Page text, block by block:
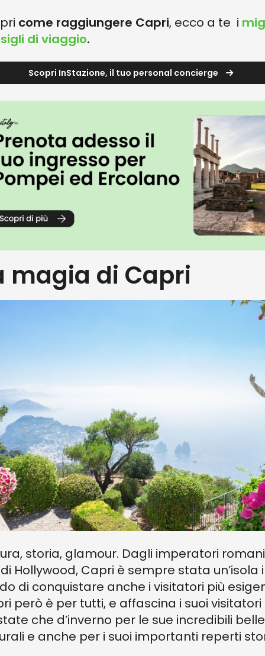
come raggiungere Capri, ecco a te i
di viaggio.
Scopri InStazione, il tuo personal concierge
magia di Capri
storia, glamour. Dagli imperatori
Hollywood, Capri è sempre stata un’isola
di conquistare anche i visitatori più
però è per tutti, e affascina i suoi visitatori
che d’inverno per le sue incredibili
e anche per i suoi importanti reperti